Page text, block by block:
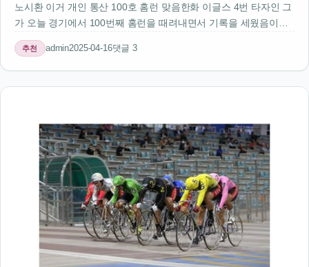
노시환 이거 개인 통산 100호 홈런 맞음한화 이글스 4번 타자인 그
가 오늘 경기에서 100번째 홈런을 때려내면서 기록을 세웠음이게
끝난 게 아니었어그가 3경기 연속 홈런을 치면서 이번 시즌 홈런
부문에서 공동 1위에 올랐음지금까지 3경기 연속 홈런은 이전에
없던 기록…
추천 admin2025-04-16댓글 3